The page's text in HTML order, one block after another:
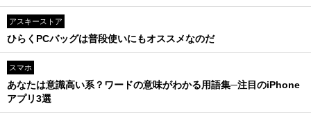
アスキーストア
ひらくPCバッグは普段使いにもオススメなのだ
スマホ
あなたは意識高い系？ワードの意味がわかる用語集─注目のiPhone
アプリ3選